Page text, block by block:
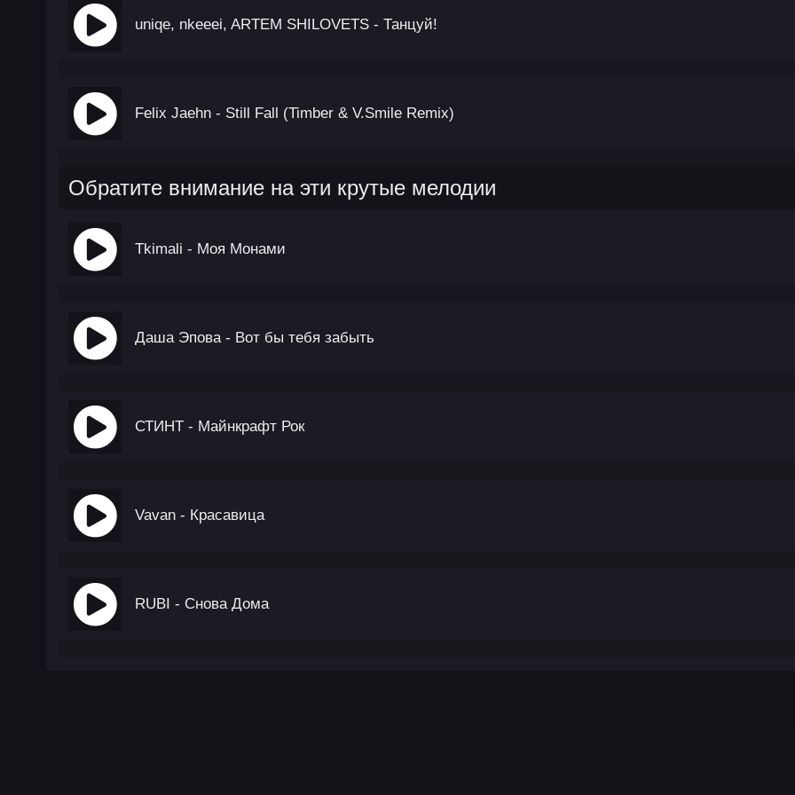
uniqe, nkeeei, ARTEM SHILOVETS - Танцуй!
Felix Jaehn - Still Fall (Timber & V.Smile Remix)
Обратите внимание на эти крутые мелодии
Tkimali - Моя Монами
Даша Эпова - Вот бы тебя забыть
СТИНТ - Майнкрафт Рок
Vavan - Красавица
RUBI - Снова Дома